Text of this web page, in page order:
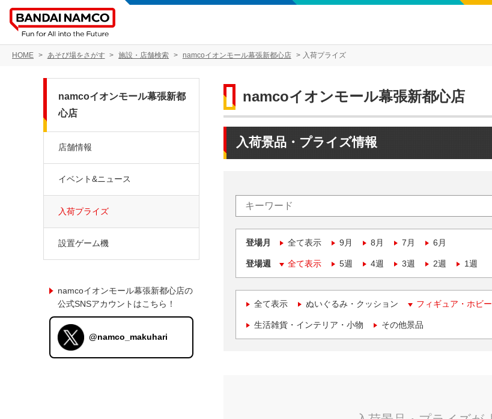
HOME あそび場をさがす 施設・店舗検索 namcoイオンモール幕張新都心店 入荷プライズ
namcoイオンモール幕張新都心店
入荷景品・プライズ情報
登場月 全て表示 9月 8月 7月 6月
登場週 全て表示 5週 4週 3週 2週 1週
全て表示 ぬいぐるみ・クッション フィギュア・ホビー
生活雑貨・インテリア・小物 その他景品
namcoイオンモール幕張新都
心店
店舗情報
イベント&ニュース
入荷プライズ
設置ゲーム機
namcoイオンモール幕張新都心店の
公式SNSアカウントはこちら！
@namco_makuhari